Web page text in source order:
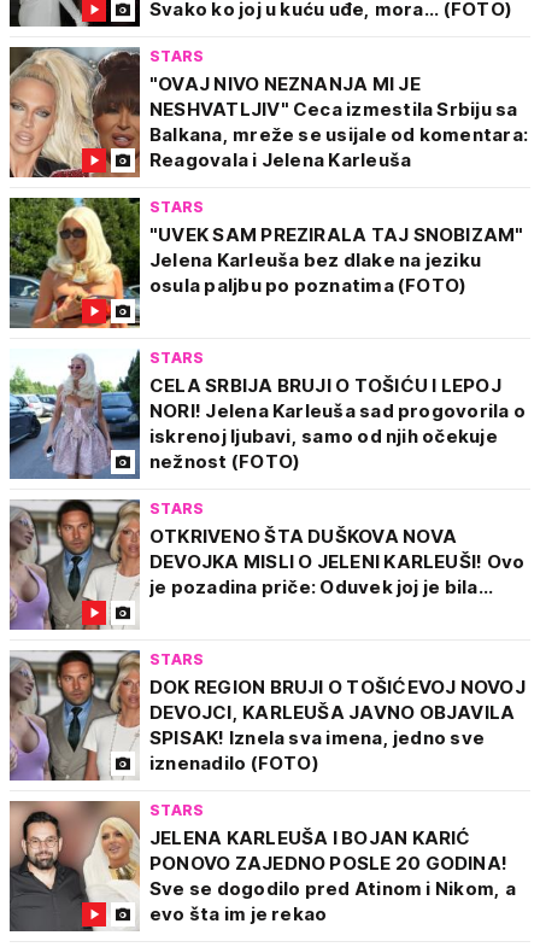
Svako ko joj u kuću uđe, mora... (FOTO)
STARS
"OVAJ NIVO NEZNANJA MI JE
NESHVATLJIV" Ceca izmestila Srbiju sa
Balkana, mreže se usijale od komentara:
Reagovala i Jelena Karleuša
STARS
"UVEK SAM PREZIRALA TAJ SNOBIZAM"
Jelena Karleuša bez dlake na jeziku
osula paljbu po poznatima (FOTO)
STARS
CELA SRBIJA BRUJI O TOŠIĆU I LEPOJ
NORI! Jelena Karleuša sad progovorila o
iskrenoj ljubavi, samo od njih očekuje
nežnost (FOTO)
STARS
OTKRIVENO ŠTA DUŠKOVA NOVA
DEVOJKA MISLI O JELENI KARLEUŠI! Ovo
je pozadina priče: Oduvek joj je bila...
STARS
DOK REGION BRUJI O TOŠIĆEVOJ NOVOJ
DEVOJCI, KARLEUŠA JAVNO OBJAVILA
SPISAK! Iznela sva imena, jedno sve
iznenadilo (FOTO)
STARS
JELENA KARLEUŠA I BOJAN KARIĆ
PONOVO ZAJEDNO POSLE 20 GODINA!
Sve se dogodilo pred Atinom i Nikom, a
evo šta im je rekao